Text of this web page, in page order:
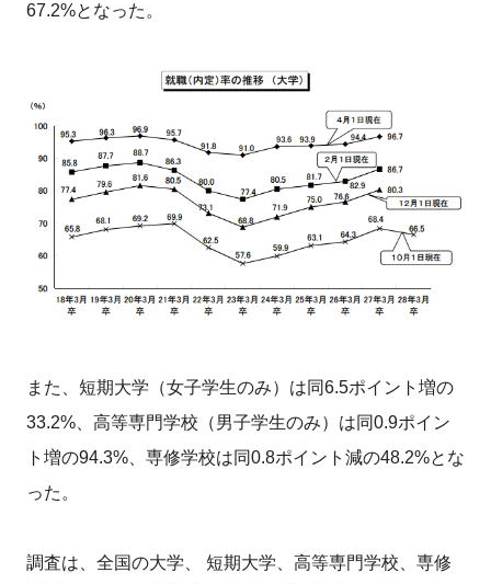
67.2%となった。
また、短期大学（女子学生のみ）は同6.5ポイント増の
33.2%、高等専門学校（男子学生のみ）は同0.9ポイン
ト増の94.3%、専修学校は同0.8ポイント減の48.2%とな
った。
調査は、全国の大学、 短期大学、高等専門学校、専修